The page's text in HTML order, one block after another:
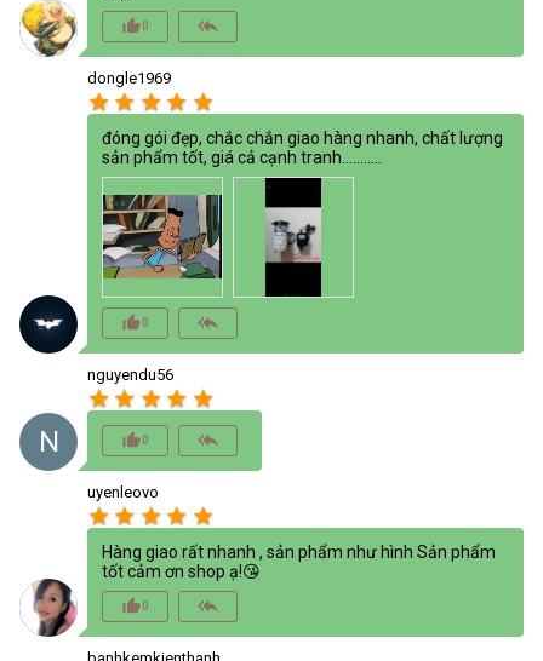
thumb_up_alt0 reply_all
dongle1969
star star star star star
đóng gói đẹp, chắc chắn giao hàng nhanh, chất lượng
sản phẩm tốt, giá cả cạnh tranh...........
thumb_up_alt0 reply_all
N
nguyendu56
star star star star star
thumb_up_alt0 reply_all
uyenleovo
star star star star star
Hàng giao rất nhanh , sản phẩm như hình Sản phẩm
tốt cảm ơn shop ạ!😘
thumb_up_alt0 reply_all